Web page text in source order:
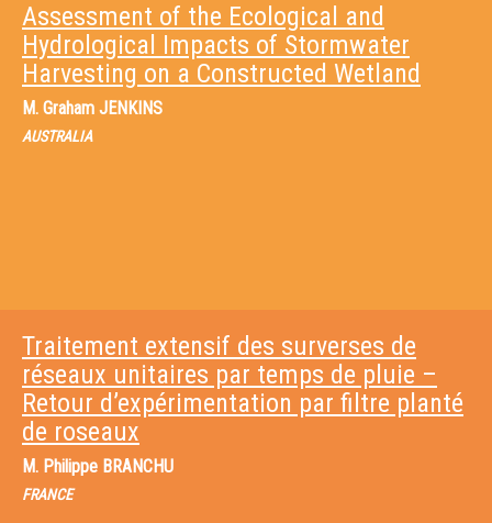
Assessment of the Ecological and
Hydrological Impacts of Stormwater
Harvesting on a Constructed Wetland
M. Graham JENKINS
AUSTRALIA
Traitement extensif des surverses de
réseaux unitaires par temps de pluie –
Retour d’expérimentation par filtre planté
de roseaux
M. Philippe BRANCHU
FRANCE